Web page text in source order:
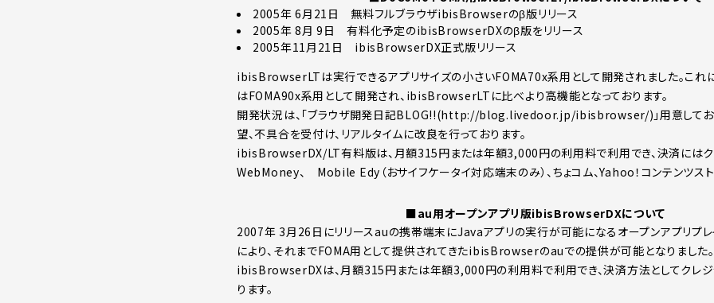
2005年 6月21日 無料フルブラウザibisBrowserのβ版リリース
2005年 8月 9日 有料化予定のibisBrowserDXのβ版をリリース
2005年11月21日 ibisBrowserDX正式版リリース
ibisBrowserLTは実行できるアプリサイズの小さいFOMA70x系用として開発されました。こ
はFOMA90x系用として開発され、ibisBrowserLTに比べより高機能となっております。
開発状況は、「ブラウザ開発日記BLOG!!(http://blog.livedoor.jp/ibisbrowser/)」用意しており
望、不具合を受付け、リアルタイムに改良を行っております。
ibisBrowserDX/LT有料版は、月額315円または年額3,000円の利用料で利用でき、決済にはク
WebMoney、 Mobile Edy（おサイフケータイ対応端末のみ）、ちょコム、Yahoo！コンテンツス
■au用オープンアプリ版ibisBrowserDXについて
2007年 3月26日にリリースauの携帯端末にJavaアプリの実行が可能になるオープンアプリプ
により、それまでFOMA用として提供されてきたibisBrowserのauでの提供が可能となりました
ibisBrowserDXは、月額315円または年額3,000円の利用料で利用でき、決済方法としてクレジ
ります。